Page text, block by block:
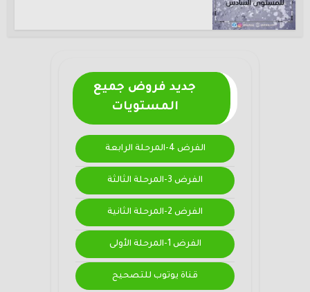
جديد فروض جميع
المستويات
الفرض 4-المرحلة الرابعة
الفرض 3-المرحلة الثالثة
الفرض 2-المرحلة الثانية
الفرض 1-المرحلة الأولى
قناة يوتوب للتصحيح